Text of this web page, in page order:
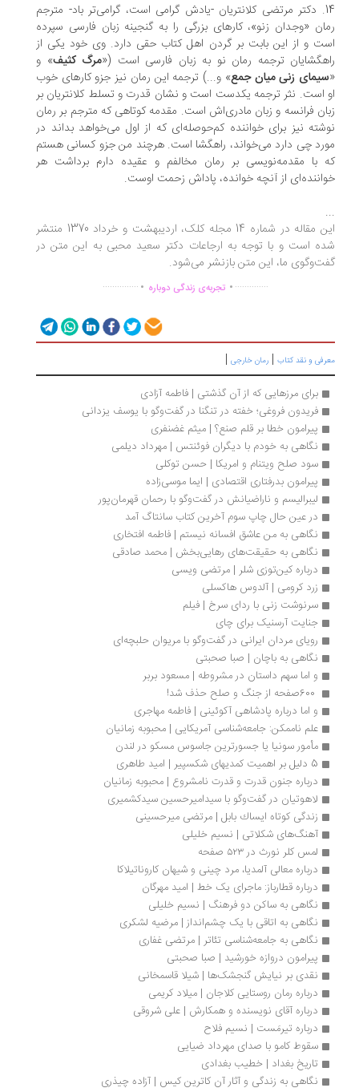
14. دکتر مرتضی کلانتریان -یادش گرامی است، گرامی‌تر باد- مترجم
«وجدان زنو»، کارهای بزرگی را به گنجینه زبان فارسی سپرده
و از این بابت بر گردن اهل کتاب حقی دارد. وی خود یکی از
ترجمه رمان نو به زبان فارسی است («مرگ کثیف » و
سیمای زنی میان جمع» و...) ترجمه این رمان نیز جزو کارهای خوب
است. نثر ترجمه یکدست است و نشان قدرت و تسلط کلانتریان بر
فرانسه و زبان مادری‌اش است. مقدمه کوتاهی که مترجم بر رمان
نیز برای خواننده کم‌حوصله‌ای که از اول می‌خواهد بداند در
چی دارد می‌خواند، راهگشا است. هرچند من جزو کسانی هستم
با مقدمه‌نویسی بر رمان مخالفم و عقیده دارم برداشت هر
از آنچه خوانده، پاداش زحمت اوست.
این مقاله در شماره 14 مجله کلک، اردیبهشت و خرداد 1370 منتشر
است و با توجه به ارجاعات دکتر سعید محبی به این متن در
ما، این متن بازنشر می‌شود.
................تجربه‌ی زندگی دوباره ...............
و نقد کتاب|رمان خارجی|
برای مرزهایی که از آن گذشتی | فاطمه آزادی
فریدون فروغی؛ خفته در تنگنا در گفت‌وگو با یوسف یزدانی
پیرامون خطا بر قلم صنع؟ | میثم غضنفری
نگاهی به خودم با دیگران فوئنتس | مهرداد دیلمی
سود صلح ویتنام و امریکا | حسن توکلی
پیرامون بدرفتاری اقتصادی | ایما موسی‌زاده
لیبرالیسم و ناراضیانش در گفت‌وگو با رحمان قهرمان‌پور
در عین حال چاپ سوم آخرین کتاب سانتاگ آمد
نگاهی به من عاشق افسانه نیستم | فاطمه افتخاری
نگاهی به حقیقت‌های رهایی‌بخش | محمد صادقی
درباره کین‌توزی شلر | مرتضی ویسی
زرد کرومی | آلدوس هاکسلی
سرنوشت زنی با ردای سرخ | فیلم
جنایت آرسنیک برای چای
رویای مردان ایرانی در گفت‌وگو با مریوان حلبچه‌ای
نگاهی به باچان | صبا صحبتی
و اما سهم داستان در مشروطه‌ | مسعود بربر
و اما درباره پادشاهی آکوئینی | فاطمه مهاجری
علم ناممکن: جامعه‌شناسی آمریکایی | محبوبه زمانیان
مأمور سونیا یا جسورترین جاسوس مسکو در لندن
درباره جنون قدرت و قدرت نامشروع | محبوبه زمانیان
لاهوتیان در گفت‌وگو با سیدامیرحسین سیدکشمیری
زندگی كوتاه ایساك بابل | مرتضی میرحسینی
آهنگ‌های شکلاتی | نسیم خلیلی
لمس کلر نورث در ۵۲۳ صفحه
درباره معالی آلمدیا، مرد چینی و شیهان کاروناتیلاکا
درباره‌ قطارباز: ماجرای یک خط | امید مهرگان
نگاهی به ساکن دو فرهنگ | نسیم خلیلی
نگاهی به اتاقی با یک چشم‌انداز | مرضیه لشکری
نگاهی به جامعه‌شناسی تئاتر | مرتضی غفاری
پیرامون دروازه خورشید | صبا صحبتی
نقدی بر نیایش گنجشک‌ها | شیلا قاسمخانی
درباره رمان روستایی کلاجان | میلاد کريمی
درباره آقای نویسنده و همکارش | علی شروقی
درباره تیرمَست | نسیم فلاح
سقوط کامو با صدای مهرداد ضیایی
تاریخ بغداد | خطیب بغدادی
نگاهی به زندگی و آثار آن کاترین کیس | آزاده چیذری